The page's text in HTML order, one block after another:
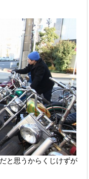
と思うからくじけずが